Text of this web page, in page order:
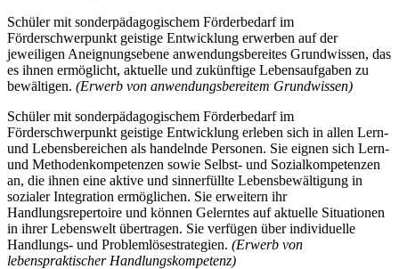
Schüler mit sonderpädagogischem Förderbedarf im
Förderschwerpunkt geistige Entwicklung erwerben auf der
jeweiligen Aneignungsebene anwendungsbereites Grundwissen, das
es ihnen ermöglicht, aktuelle und zukünftige Lebensaufgaben zu
bewältigen. (Erwerb von anwendungsbereitem Grundwissen)
Schüler mit sonderpädagogischem Förderbedarf im
Förderschwerpunkt geistige Entwicklung erleben sich in allen Lern-
und Lebensbereichen als handelnde Personen. Sie eignen sich Lern-
und Methodenkompetenzen sowie Selbst- und Sozialkompetenzen
an, die ihnen eine aktive und sinnerfüllte Lebensbewältigung in
sozialer Integration ermöglichen. Sie erweitern ihr
Handlungsrepertoire und können Gelerntes auf aktuelle Situationen
in ihrer Lebenswelt übertragen. Sie verfügen über individuelle
Handlungs- und Problemlösestrategien. (Erwerb von
lebenspraktischer Handlungskompetenz)